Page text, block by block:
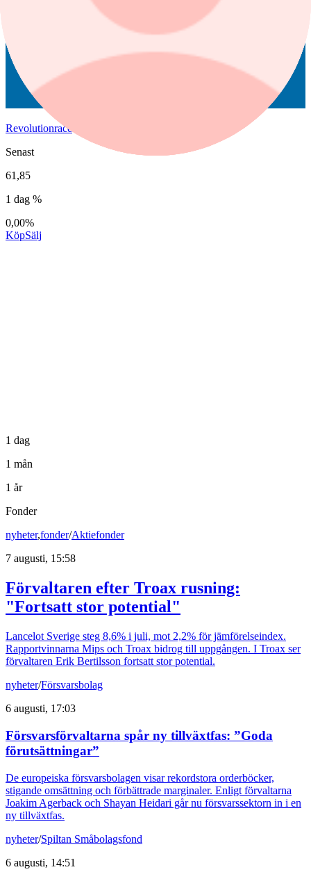
Revolutionrace
Senast
61,85
1 dag %
0,00%
KöpSälj
1 dag
1 mån
1 år
Fonder
nyheter,fonder/Aktiefonder
7 augusti, 15:58
Förvaltaren efter Troax rusning:
"Fortsatt stor potential"
Lancelot Sverige steg 8,6% i juli, mot 2,2% för jämförelseindex.
Rapportvinnarna Mips och Troax bidrog till uppgången. I Troax ser
förvaltaren Erik Bertilsson fortsatt stor potential.
nyheter/Försvarsbolag
6 augusti, 17:03
Försvarsförvaltarna spår ny tillväxtfas: ”Goda
förutsättningar”
De europeiska försvarsbolagen visar rekordstora orderböcker,
stigande omsättning och förbättrade marginaler. Enligt förvaltarna
Joakim Agerback och Shayan Heidari går nu försvarssektorn in i en
ny tillväxtfas.
nyheter/Spiltan Småbolagsfond
6 augusti, 14:51